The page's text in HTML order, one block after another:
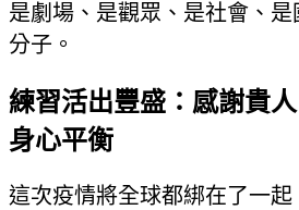
是劇場、是觀眾、是社會、
分子。
練習活出豐盛：感謝貴
身心平衡
這次疫情將全球都綁在了一